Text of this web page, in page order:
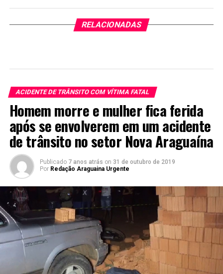
RELACIONADAS
ACIDENTE DE TRÂNSITO COM VÍTIMA FATAL
Homem morre e mulher fica ferida
após se envolverem em um acidente
de trânsito no setor Nova Araguaína
Publicado 7 anos atrás on 31 de outubro de 2019
Por Redação Araguaina Urgente